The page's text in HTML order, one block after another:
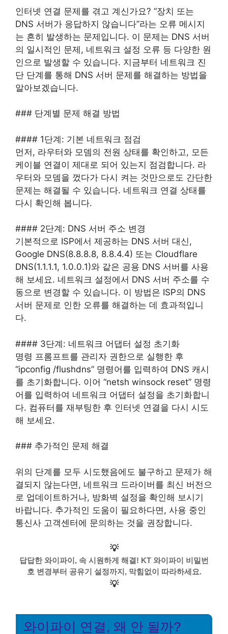
인터넷 연결 문제를 겪고 계신가요? “장치 또는
DNS 서버가 응답하지 않습니다”라는 오류 메시지
는 흔히 발생하는 문제입니다. 이 문제는 DNS 서버
의 일시적인 문제, 네트워크 설정 오류 등 다양한 원
인으로 발생할 수 있습니다. 지금부터 네트워크 진
단 단계를 통해 DNS 서버 문제를 해결하는 방법을
알아보겠습니다.
### 단계별 문제 해결 방법
#### 1단계: 기본 네트워크 점검
먼저, 라우터와 모뎀의 전원 상태를 확인하고, 모든
케이블 연결이 제대로 되어 있는지 점검합니다. 라
우터와 모뎀을 껐다가 다시 켜는 것만으로도 간단한
문제는 해결될 수 있습니다. 네트워크 연결 상태를
다시 확인해 봅니다.
#### 2단계: DNS 서버 주소 변경
기본적으로 ISP에서 제공하는 DNS 서버 대신,
Google DNS(8.8.8.8, 8.8.4.4) 또는 Cloudflare
DNS(1.1.1.1, 1.0.0.1)와 같은 공용 DNS 서버를 사용
해 보세요. 네트워크 설정에서 DNS 서버 주소를 수
동으로 변경할 수 있습니다. 이 방법은 ISP의 DNS
서버 문제로 인한 오류를 해결하는 데 효과적입니
다.
#### 3단계: 네트워크 어댑터 설정 초기화
명령 프롬프트를 관리자 권한으로 실행한 후
“ipconfig /flushdns” 명령어를 입력하여 DNS 캐시
를 초기화합니다. 이어 “netsh winsock reset” 명령
어를 입력하여 네트워크 어댑터 설정을 초기화합니
다. 컴퓨터를 재부팅한 후 인터넷 연결을 다시 시도
해 보세요.
### 추가적인 문제 해결
위의 단계를 모두 시도했음에도 불구하고 문제가 해
결되지 않는다면, 네트워크 드라이버를 최신 버전으
로 업데이트하거나, 방화벽 설정을 확인해 보시기
바랍니다. 추가적인 도움이 필요하다면, 사용 중인
통신사 고객센터에 문의하는 것을 권장합니다.
💡
답답한 와이파이, 속 시원하게 해결! KT 와이파이 비밀번
호 변경부터 공유기 설정까지, 막힘없이 따라하세요.
💡
와이파이 연결, 왜 안 될까?